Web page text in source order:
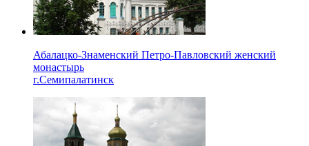
Абалацко-Знаменский Петро-Павловский женский
монастырь
г.Семипалатинск